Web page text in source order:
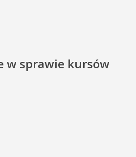
w sprawie kursów